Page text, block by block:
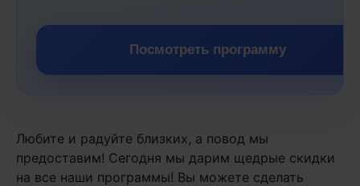
Посмотреть программу
Любите и радуйте близких, а повод мы
предоставим! Сегодня мы дарим щедрые скидки
на все наши программы! Вы можете сделать